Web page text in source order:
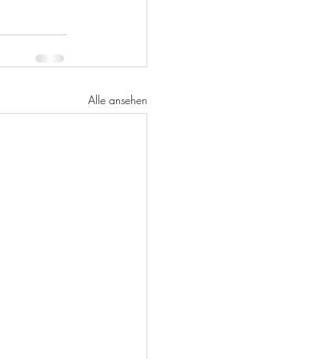
Alle ansehen